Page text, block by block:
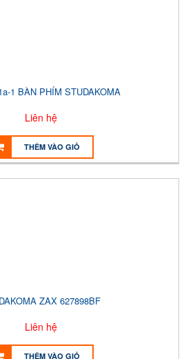
1 BÀN PHÍM STUDAKOMA
Liên hệ
THÊM VÀO GIỎ
ZAX 627898BF
Liên hệ
THÊM VÀO GIỎ